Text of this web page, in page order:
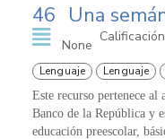
46 Una
None
Calificación
Lenguaje Lenguaje
Este recurso pertenece
Banco de la República y
educación preescolar,